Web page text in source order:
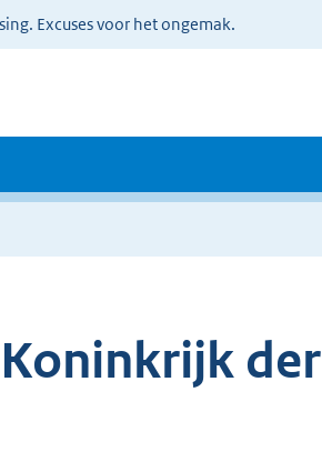
Excuses voor het ongemak.
der